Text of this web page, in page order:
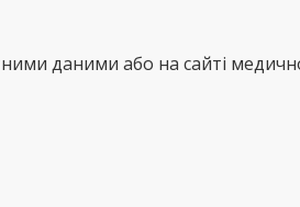
даними або на сайті